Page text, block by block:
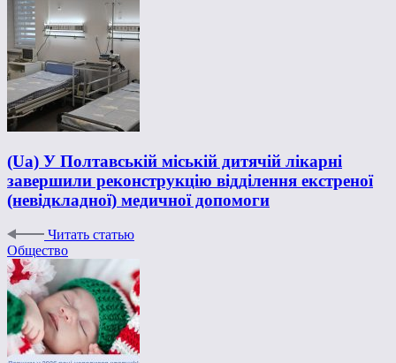
(Ua) У Полтавській міській дитячій лікарні
завершили реконструкцію відділення екстреної
(невідкладної) медичної допомоги
Читать статью
Общество